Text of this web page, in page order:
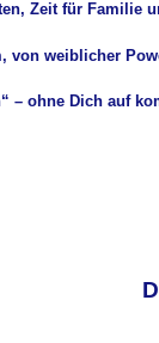
, Zeitfür Familie
, von weiblicher
“ – ohne Dich auf